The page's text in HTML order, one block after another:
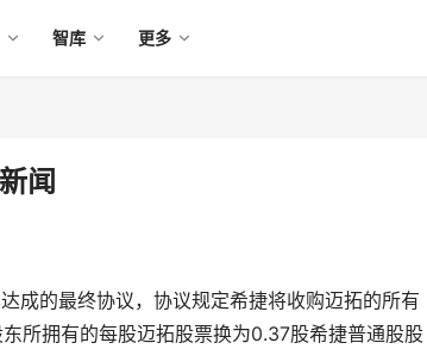
智库 更多
闻
成的最终协议，协议规定希捷将收购迈拓的所有
所拥有的每股迈拓股票换为0.37股希捷普通股股